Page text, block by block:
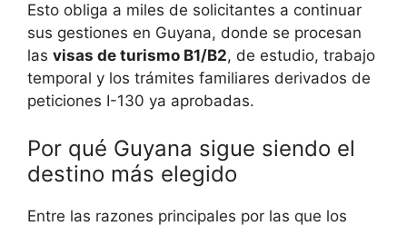
Esto obliga a miles de solicitantes a continuar
sus gestiones en Guyana, donde se procesan
las visas de turismo B1/B2, de estudio, trabajo
temporal y los trámites familiares derivados de
peticiones I-130 ya aprobadas.
Por qué Guyana sigue siendo el
destino más elegido
Entre las razones principales por las que los